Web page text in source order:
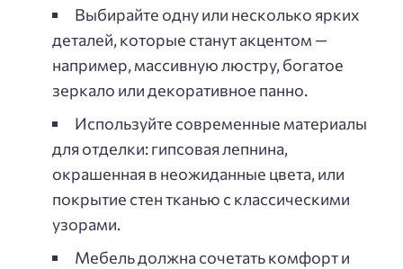
Выбирайте одну или несколько ярких
деталей, которые станут акцентом —
например, массивную люстру, богатое
зеркало или декоративное панно.
Используйте современные материалы
для отделки: гипсовая лепнина,
окрашенная в неожиданные цвета, или
покрытие стен тканью с классическими
узорами.
Мебель должна сочетать комфорт и